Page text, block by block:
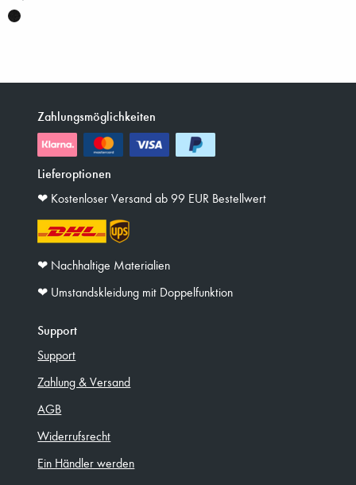
Zahlungsmöglichkeiten
Lieferoptionen
❤︎ Kostenloser Versand ab 99 EUR Bestellwert
❤︎ Nachhaltige Materialien
❤︎ Umstandskleidung mit Doppelfunktion
Support
Support
Zahlung & Versand
AGB
Widerrufsrecht
Ein Händler werden